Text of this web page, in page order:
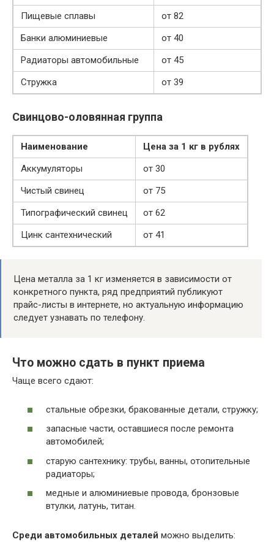
Пищевые сплавы
от 82
Банки алюминиевые
от 40
Радиаторы автомобильные
от 45
Стружка
от 39
Свинцово-оловянная группа
Наименование
Цена за 1 кг в рублях
Аккумуляторы
от 30
Чистый свинец
от 75
Типографический свинец
от 62
Цинк сантехнический
от 41
Цена металла за 1 кг изменяется в зависимости от
конкретного пункта, ряд предприятий публикуют
прайс-листы в интернете, но актуальную информацию
следует узнавать по телефону.
Что можно сдать в пункт приема
Чаще всего сдают:
стальные обрезки, бракованные детали, стружку;
запасные части, оставшиеся после ремонта
автомобилей;
старую сантехнику: трубы, ванны, отопительные
радиаторы;
медные и алюминиевые провода, бронзовые
втулки, латунь, титан.
Среди автомобильных деталей можно выделить: